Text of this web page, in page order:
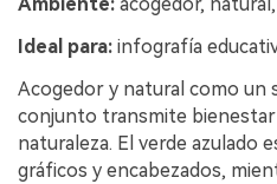
Ideal para: infografía
Acogedor y natural como un
conjunto transmite
naturaleza. El verde azulado
gráficos y encabezados,